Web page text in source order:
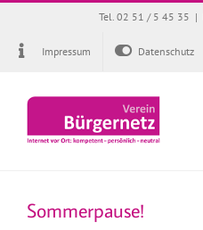
Zum
springen
Tel. 02 51 / 5 45 35 |
Impressum Datenschutz
Sommerpause!